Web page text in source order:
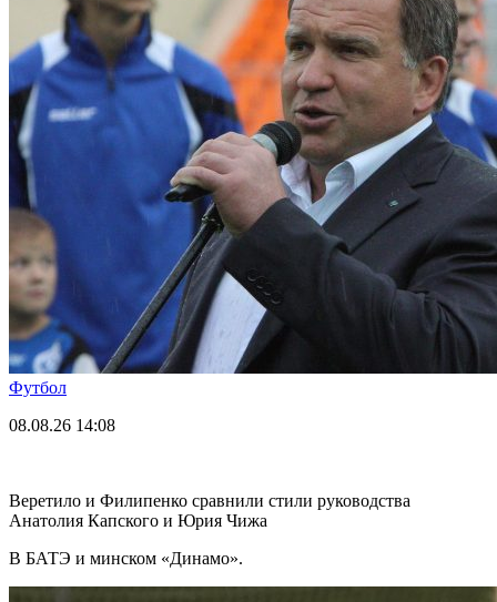
Футбол
08.08.26 14:08
Веретило и Филипенко сравнили стили руководства
Анатолия Капского и Юрия Чижа
В БАТЭ и минском «Динамо».